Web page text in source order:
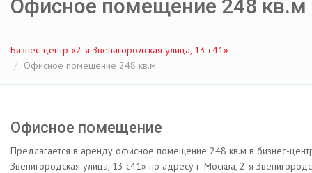
Офисное помещение 248 кв.м
Бизнес-центр «2-я Звенигородская улица, 13 с41»
Офисное помещение 248 кв.м
Офисное помещение
Предлагается в аренду офисное помещение 248 кв.м в бизнес-
Звенигородская улица, 13 с41» по адресу г. Москва, 2-я